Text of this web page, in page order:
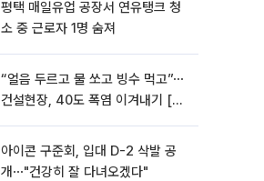
평택 매일유업 공장서 연유탱크 청
소 중 근로자 1명 숨져
“얼음 두르고 물 쏘고 빙수 먹고”⋯
건설현장, 40도 폭염 이겨내기 [르
아이콘 구준회, 입대 D-2 삭발 공
개⋯"건강히 잘 다녀오겠다"